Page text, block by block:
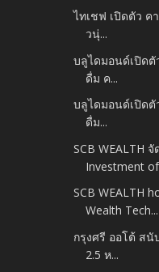
ไทเชฟ เปิดตัว ค
วนุ่...
บลูไดมอนด์เปิด
ดื่ม ค...
บลูไดมอนด์เปิดตั
ดื่ม...
SCB WEALTH
Investment of
SCB WEALTH
Wealth Tech...
กรุงศรี ออโต้ ส
2.5 ห...